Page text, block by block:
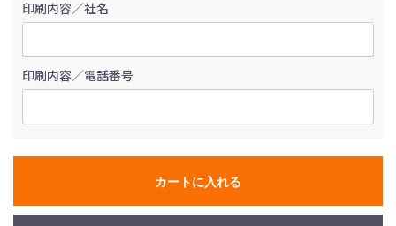
印刷内容／社名
印刷内容／電話番号
カートに入れる